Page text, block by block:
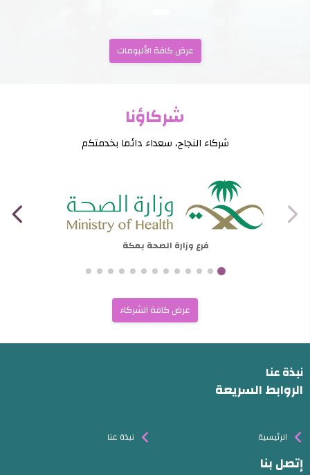
عرض كافة الألبومات
شركاؤنا
شركاء النجاح، سعداء دائما بخدمتكم
فرع وزارة الصحة بمكة
عرض كافة الشركاء
نبذة عنا
الروابط السريعة
الرئيسية نبذة عنا
إتصل بنا